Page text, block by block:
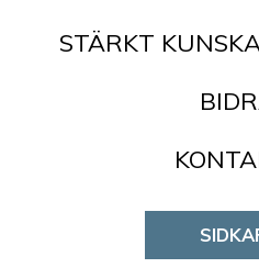
STÄRKT